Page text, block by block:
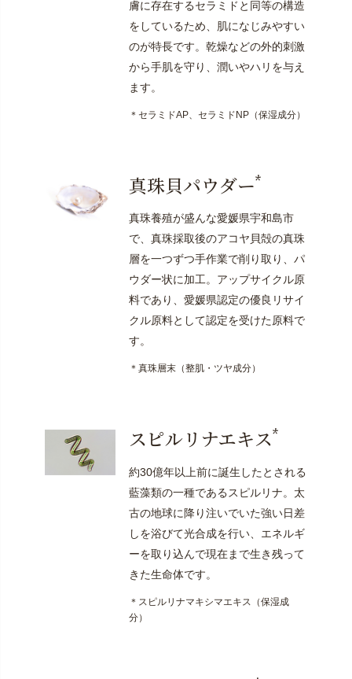
膚に存在するセラミドと同等の構造
をしているため、肌になじみやすい
のが特長です。乾燥などの外的刺激
から手肌を守り、潤いやハリを与え
ます。
＊セラミドAP、セラミドNP（保湿成分）
真珠貝パウダー*
真珠養殖が盛んな愛媛県宇和島市
で、真珠採取後のアコヤ貝殻の真珠
層を一つずつ手作業で削り取り、パ
ウダー状に加工。アップサイクル原
料であり、愛媛県認定の優良リサイ
クル原料として認定を受けた原料で
す。
＊真珠層末（整肌・ツヤ成分）
スピルリナエキス*
約30億年以上前に誕生したとされる
藍藻類の一種であるスピルリナ。太
古の地球に降り注いでいた強い日差
しを浴びて光合成を行い、エネルギ
ーを取り込んで現在まで生き残って
きた生命体です。
＊スピルリナマキシマエキス（保湿成
分）